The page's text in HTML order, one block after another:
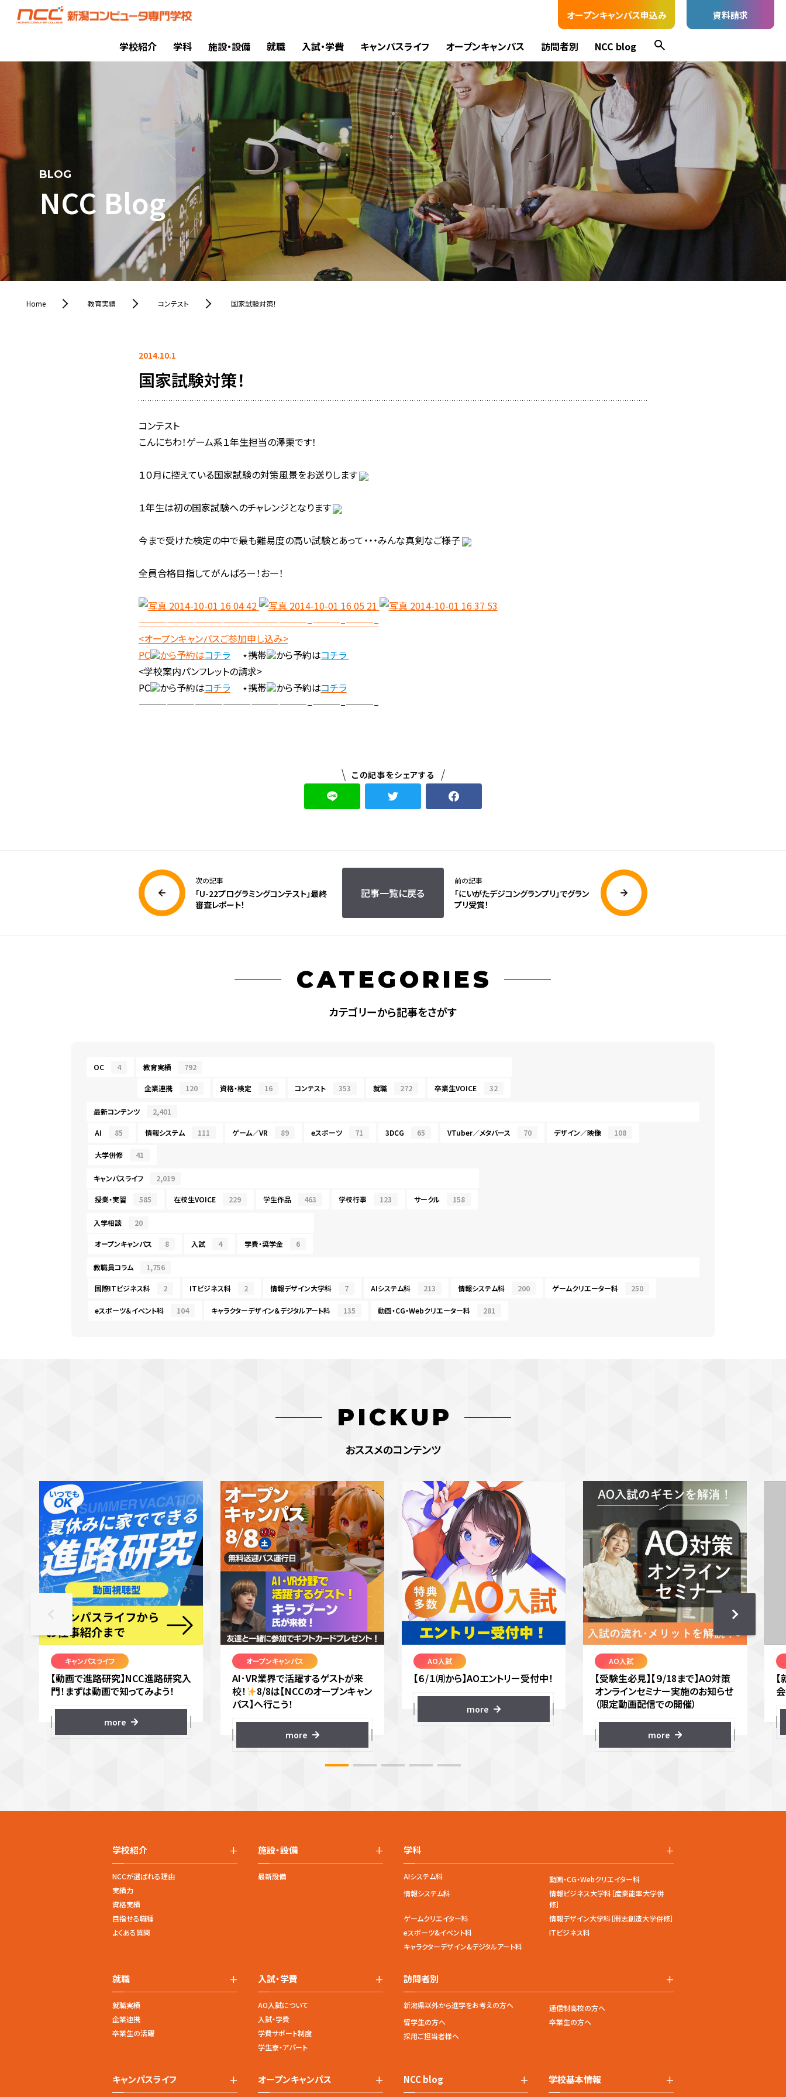
オープンキャンパス申込み 資料請求
学校紹介 学科 施設・設備 就職 入試・学費 キャンパスライフ オープンキャンパス 訪問者別 NCC blog
BLOG
NCC Blog
Home 教育実績 コンテスト 国家試験対策！
2014.10.1
国家試験対策！
コンテスト
こんにちわ！ゲーム系１年生担当の澤栗です！
１０月に控えている国家試験の対策風景をお送りします
１年生は初の国家試験へのチャレンジとなります
今まで受けた検定の中で最も難易度の高い試験とあって・・・みんな真剣なご様子
全員合格目指してがんばろー！おー！
——————————————————–———–———–
<オープンキャンパスご参加申し込み>
PC
から予約はコチラ ⋆携帯 から予約はコチラ
<学校案内パンフレットの請求>
PC
から予約はコチラ ⋆携帯 から予約はコチラ
——————————————————–———–———–
この記事をシェアする
次の記事
「U-22プログラミングコンテスト」最終
審査レポート！
記事一覧に戻る
前の記事
「にいがたデジコングランプリ」でグラン
プリ受賞！
CATEGORIES
カテゴリーから記事をさがす
OC 4 教育実績 792
企業連携 120 資格・検定 16 コンテスト 353 就職 272 卒業生VOICE 32
最新コンテンツ 2,401
AI 85 情報システム 111 ゲーム／VR 89 eスポーツ 71 3DCG 65 VTuber／メタバース 70 デザイン／映像 108
大学併修 41
キャンパスライフ 2,019
授業・実習 585 在校生VOICE 229 学生作品 463 学校行事 123 サークル 158
入学相談 20
オープンキャンパス 8 入試 4 学費・奨学金 6
教職員コラム 1,756
国際ITビジネス科 2 ITビジネス科 2 情報デザイン大学科 7 AIシステム科 213 情報システム科 200 ゲームクリエーター科 250
eスポーツ＆イベント科 104 キャラクターデザイン＆デジタルアート科 135 動画・CG・Webクリエーター科 281
PICKUP
おススメのコンテンツ
キャンパスライフ
【動画で進路研究】NCC進路研究入
門！まずは動画で知ってみよう！
more
オープンキャンパス
AI･VR業界で活躍するゲストが来
校！
8/8は【NCCのオープンキャン
パス】へ行こう！
more
AO入試
【６/１㈪から】AOエントリー受付中！
more
AO入試
【受験生必見】【９/18まで】AO対策
オンラインセミナー実施のお知らせ
（限定動画配信での開催）
more
学校紹介 +
NCCが選ばれる理由
実績力
資格実績
目指せる職種
よくある質問
施設・設備 +
最新設備
学科 +
AIシステム科
動画・CG・Webクリエイター科
情報システム科
情報ビジネス大学科［産業能率大学併
修］
ゲームクリエイター科
情報デザイン大学科［開志創造大学併修］
eスポーツ&イベント科
ITビジネス科
キャラクターデザイン&デジタルアート科
就職 +
就職実績
企業連携
卒業生の活躍
入試・学費 +
AO入試について
入試・学費
学費サポート制度
学生寮・アパート
訪問者別 +
新潟県以外から進学をお考えの方へ
通信制高校の方へ
留学生の方へ
卒業生の方へ
採用ご担当者様へ
キャンパスライフ + オープンキャンパス + NCC blog + 学校基本情報 +